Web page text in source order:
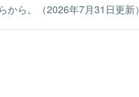
ら。（2026年7月31日更新）